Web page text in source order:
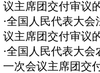
议主席团交付审议
·全国人民代表大会
议主席团交付审议
·全国人民代表大会
一次会议主席团交